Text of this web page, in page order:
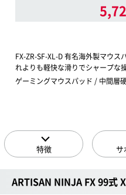
FX-ZR-SF-XL-D 有名海外製マウ
れよりも軽快な滑りでシャープな
ゲーミングマウスパッド / 中間層
特徴 サ
ARTISAN NINJA FX 99式